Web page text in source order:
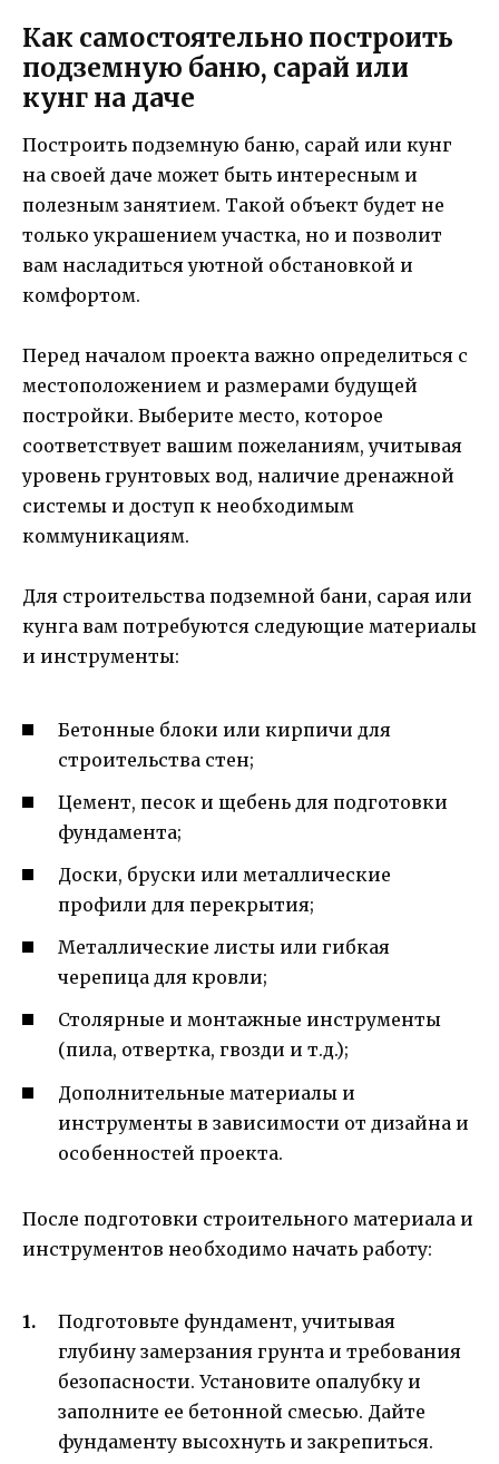
Как самостоятельно построить
подземную баню, сарай или
кунг на даче
Построить подземную баню, сарай или кунг
на своей даче может быть интересным и
полезным занятием. Такой объект будет не
только украшением участка, но и позволит
вам насладиться уютной обстановкой и
комфортом.
Перед началом проекта важно определиться с
местоположением и размерами будущей
постройки. Выберите место, которое
соответствует вашим пожеланиям, учитывая
уровень грунтовых вод, наличие дренажной
системы и доступ к необходимым
коммуникациям.
Для строительства подземной бани, сарая или
кунга вам потребуются следующие материалы
и инструменты:
Бетонные блоки или кирпичи для
строительства стен;
Цемент, песок и щебень для подготовки
фундамента;
Доски, бруски или металлические
профили для перекрытия;
Металлические листы или гибкая
черепица для кровли;
Столярные и монтажные инструменты
(пила, отвертка, гвозди и т.д.);
Дополнительные материалы и
инструменты в зависимости от дизайна и
особенностей проекта.
После подготовки строительного материала и
инструментов необходимо начать работу:
Подготовьте фундамент, учитывая
глубину замерзания грунта и требования
безопасности. Установите опалубку и
заполните ее бетонной смесью. Дайте
фундаменту высохнуть и закрепиться.